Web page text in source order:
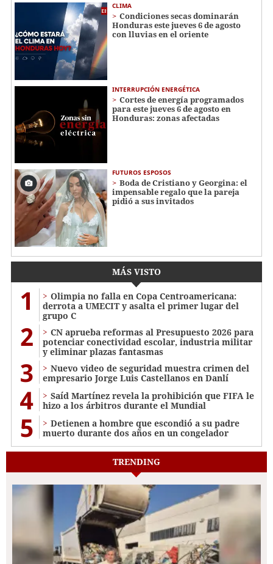
CLIMA
Condiciones secas dominarán
Honduras este jueves 6 de agosto
con lluvias en el oriente
INTERRUPCIÓN ENERGÉTICA
Cortes de energía programados
para este jueves 6 de agosto en
Honduras: zonas afectadas
FUTUROS ESPOSOS
Boda de Cristiano y Georgina: el
impensable regalo que la pareja
pidió a sus invitados
MÁS VISTO
1
Olimpia no falla en Copa Centroamericana:
derrota a UMECIT y asalta el primer lugar del
grupo C
2
CN aprueba reformas al Presupuesto 2026 para
potenciar conectividad escolar, industria militar
y eliminar plazas fantasmas
3
Nuevo video de seguridad muestra crimen del
empresario Jorge Luis Castellanos en Danlí
4
Saíd Martínez revela la prohibición que FIFA le
hizo a los árbitros durante el Mundial
5
Detienen a hombre que escondió a su padre
muerto durante dos años en un congelador
TRENDING